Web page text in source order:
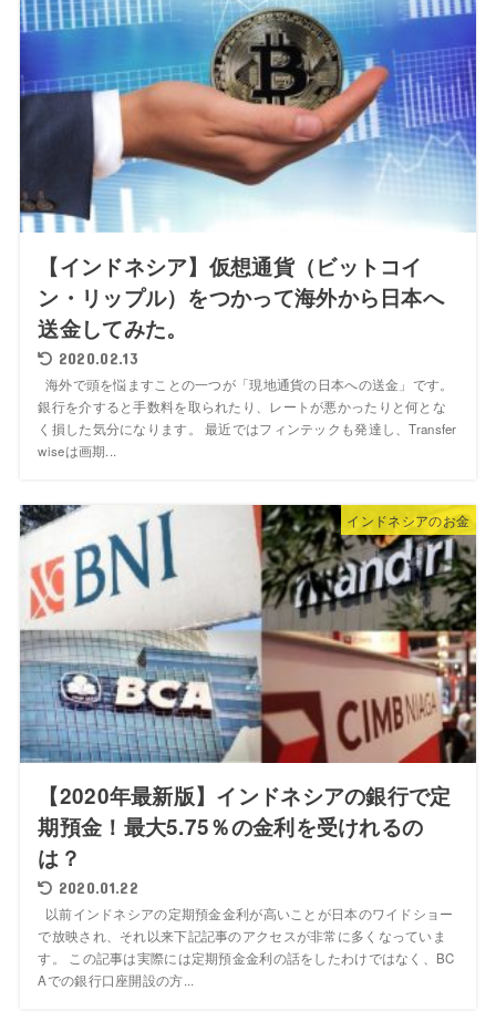
【インドネシア】仮想通貨（ビットコイ
ン・リップル）をつかって海外から日本へ
送金してみた。
2020.02.13
海外で頭を悩ますことの一つが「現地通貨の日本への送金」です。
銀行を介すると手数料を取られたり、レートが悪かったりと何とな
く損した気分になります。 最近ではフィンテックも発達し、Transfer
wiseは画期...
インドネシアのお金
【2020年最新版】インドネシアの銀行で定
期預金！最大5.75％の金利を受けれるの
は？
2020.01.22
以前インドネシアの定期預金金利が高いことが日本のワイドショー
で放映され、それ以来下記記事のアクセスが非常に多くなっていま
す。 この記事は実際には定期預金金利の話をしたわけではなく、BC
Aでの銀行口座開設の方...